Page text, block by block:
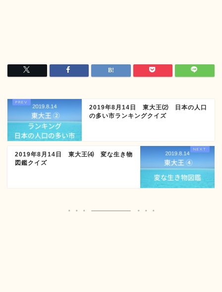
2019年8月14日 東大王⑵ 日本の人口
の多い市ランキングクイズ
2019年8月14日 東大王⑷ 変な生き物
図鑑クイズ